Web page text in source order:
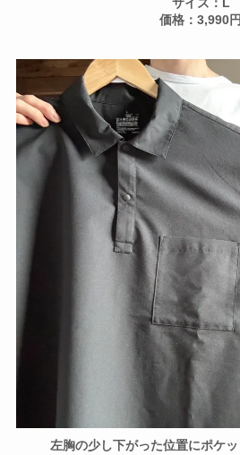
サイズ：L
価格：3,990円
左胸の少し下がった位置にポケッ